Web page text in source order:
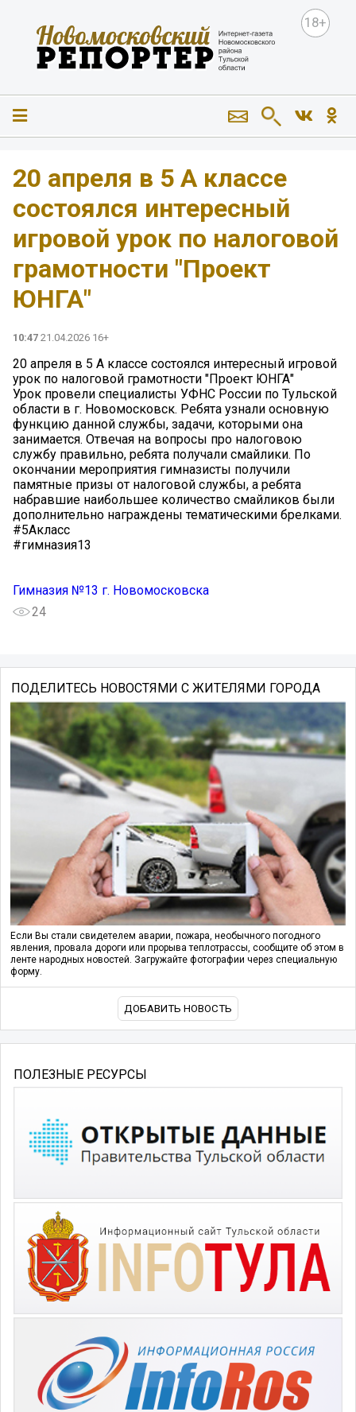
18+
20 апреля в 5 А классе
состоялся интересный
игровой урок по налоговой
грамотности "Проект
ЮНГА"
10:47 21.04.2026 16+
20 апреля в 5 А классе состоялся интересный игровой
урок по налоговой грамотности "Проект ЮНГА"
Урок провели специалисты УФНС России по Тульской
области в г. Новомосковск. Ребята узнали основную
функцию данной службы, задачи, которыми она
занимается. Отвечая на вопросы про налоговою
службу правильно, ребята получали смайлики. По
окончании мероприятия гимназисты получили
памятные призы от налоговой службы, а ребята
набравшие наибольшее количество смайликов были
дополнительно награждены тематическими брелками.
#5Акласс
#гимназия13
Гимназия №13 г. Новомосковска
24
ПОДЕЛИТЕСЬ НОВОСТЯМИ С ЖИТЕЛЯМИ ГОРОДА
Если Вы стали свидетелем аварии, пожара, необычного погодного
явления, провала дороги или прорыва теплотрассы, сообщите об этом в
ленте народных новостей. Загружайте фотографии через специальную
форму.
ДОБАВИТЬ НОВОСТЬ
ПОЛЕЗНЫЕ РЕСУРСЫ